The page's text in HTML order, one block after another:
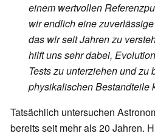
einem wertvollen
wir endlich eine
das wir seit Jahren zu
hilft uns sehr dabei,
Tests zu unterziehen und zu
physikalischen Bestandteile
Tatsächlich untersuchen
bereits seit mehr als 20 Jahren.